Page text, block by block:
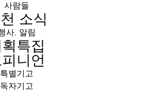
사람들
소식
사. 알림
특집
피니언
특별기고
독자기고